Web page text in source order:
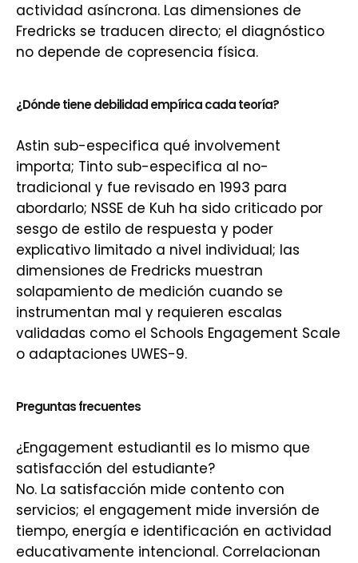
actividad asíncrona. Las dimensiones de
Fredricks se traducen directo; el diagnóstico
no depende de copresencia física.
¿Dónde tiene debilidad empírica cada teoría?
Astin sub-especifica qué involvement
importa; Tinto sub-especifica al no-
tradicional y fue revisado en 1993 para
abordarlo; NSSE de Kuh ha sido criticado por
sesgo de estilo de respuesta y poder
explicativo limitado a nivel individual; las
dimensiones de Fredricks muestran
solapamiento de medición cuando se
instrumentan mal y requieren escalas
validadas como el Schools Engagement Scale
o adaptaciones UWES-9.
Preguntas frecuentes
¿Engagement estudiantil es lo mismo que
satisfacción del estudiante?
No. La satisfacción mide contento con
servicios; el engagement mide inversión de
tiempo, energía e identificación en actividad
educativamente intencional. Correlacionan